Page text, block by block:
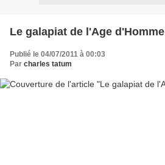
Le galapiat de l'Age d'Homme
Publié le 04/07/2011 à 00:03
Par charles tatum